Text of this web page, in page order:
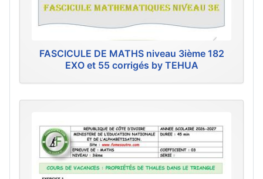
FASCICULE DE MATHS niveau 3ième 182
EXO et 55 corrigés by TEHUA